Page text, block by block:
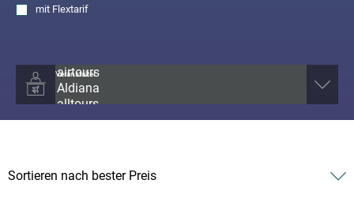
mit Flextarif
Veranstalter